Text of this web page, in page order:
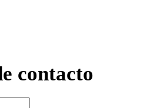
contacto